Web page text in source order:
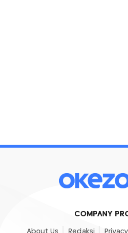
COMPANY
About Us Redaksi